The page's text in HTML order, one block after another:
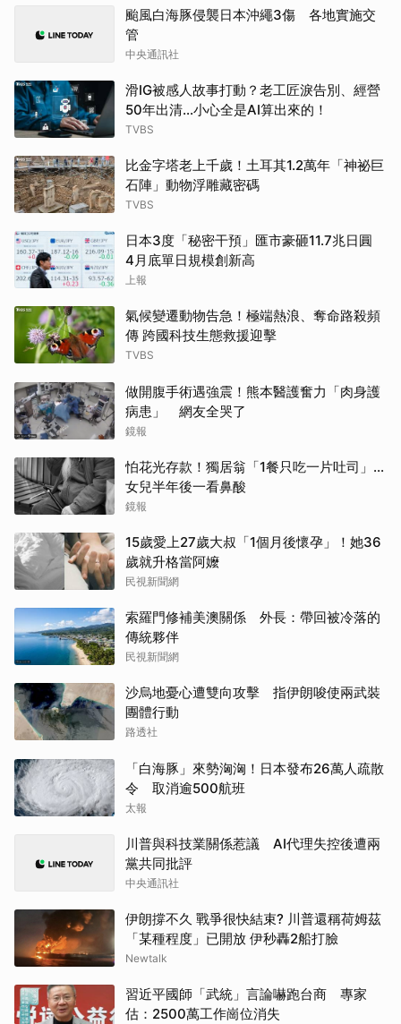
颱風白海豚侵襲日本沖繩3傷 各地實施交
管
中央通訊社
滑IG被感人故事打動？老工匠淚告別、經營
50年出清…小心全是AI算出來的！
TVBS
比金字塔老上千歲！土耳其1.2萬年「神祕巨
石陣」動物浮雕藏密碼
TVBS
日本3度「秘密干預」匯市豪砸11.7兆日圓
4月底單日規模創新高
上報
氣候變遷動物告急！極端熱浪、奪命路殺頻
傳 跨國科技生態救援迎擊
TVBS
做開腹手術遇強震！熊本醫護奮力「肉身護
病患」 網友全哭了
鏡報
怕花光存款！獨居翁「1餐只吃一片吐司」...
女兒半年後一看鼻酸
鏡報
15歲愛上27歲大叔「1個月後懷孕」！她36
歲就升格當阿嬤
民視新聞網
索羅門修補美澳關係 外長：帶回被冷落的
傳統夥伴
民視新聞網
沙烏地憂心遭雙向攻擊 指伊朗唆使兩武裝
團體行動
路透社
「白海豚」來勢洶洶！日本發布26萬人疏散
令 取消逾500航班
太報
川普與科技業關係惹議 AI代理失控後遭兩
黨共同批評
中央通訊社
伊朗撐不久 戰爭很快結束? 川普還稱荷姆茲
「某種程度」已開放 伊秒轟2船打臉
Newtalk
習近平國師「武統」言論嚇跑台商 專家
估：2500萬工作崗位消失